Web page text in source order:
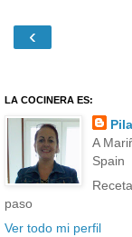
‹
LA COCINERA ES:
A
Spain
paso
Ver todo mi perfil